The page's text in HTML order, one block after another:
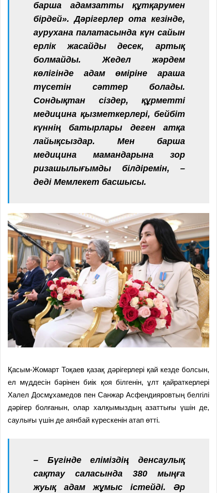
барша адамзатты құтқарумен
бірдей». Дәрігерлер ота кезінде,
аурухана палатасында күн сайын
ерлік жасайды десек, артық
болмайды. Жедел жәрдем
көлігінде адам өміріне араша
түсетін сәттер болады.
Сондықтан сіздер, құрметті
медицина қызметкерлері, бейбіт
күннің батырлары деген атқа
лайықсыздар. Мен барша
медицина мамандарына зор
ризашылығымды білдіремін, –
деді Мемлекет басшысы.
Қасым-Жомарт Тоқаев қазақ дәрігерлері қай кезде болсын,
ел мүддесін бәрінен биік қоя білгенін, ұлт қайраткерлері
Халел Досмұхамедов пен Санжар Асфендияровтың белгілі
дәрігер болғанын, олар халқымыздың азаттығы үшін де,
саулығы үшін де аянбай күрескенін атап өтті.
– Бүгінде еліміздің денсаулық
сақтау саласында 380 мыңға
жуық адам жұмыс істейді. Әр